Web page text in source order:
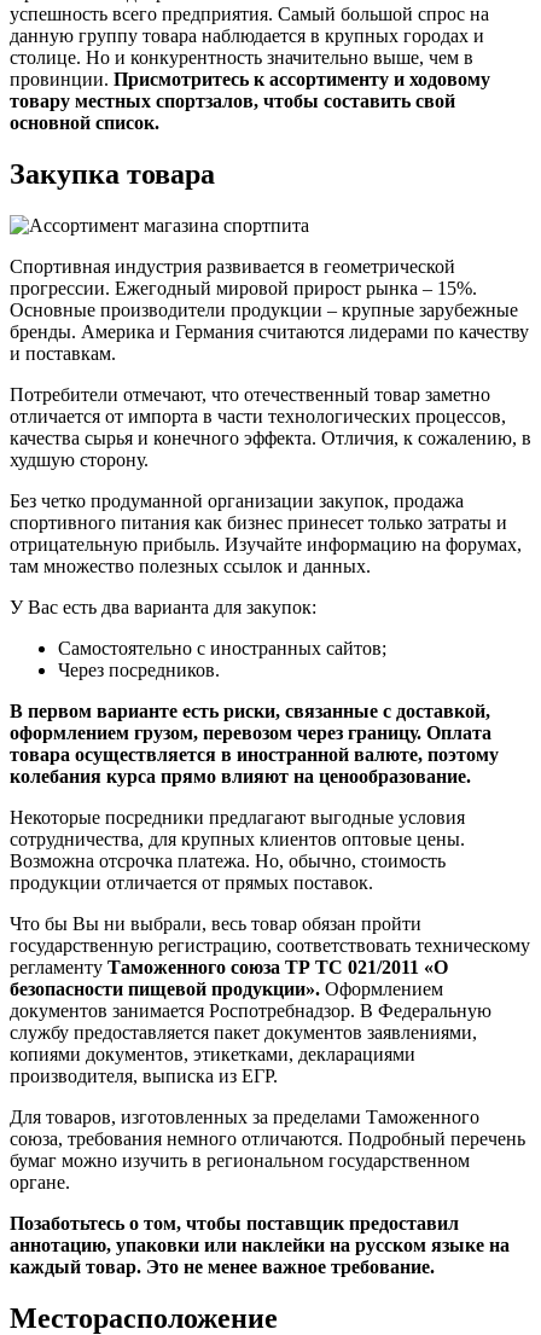
успешность всего предприятия. Самый большой спрос на
данную группу товара наблюдается в крупных городах и
столице. Но и конкурентность значительно выше, чем в
провинции. Присмотритесь к ассортименту и ходовому
товару местных спортзалов, чтобы составить свой
основной список.
Закупка товара
Спортивная индустрия развивается в геометрической
прогрессии. Ежегодный мировой прирост рынка – 15%.
Основные производители продукции – крупные зарубежные
бренды. Америка и Германия считаются лидерами по качеству
и поставкам.
Потребители отмечают, что отечественный товар заметно
отличается от импорта в части технологических процессов,
качества сырья и конечного эффекта. Отличия, к сожалению, в
худшую сторону.
Без четко продуманной организации закупок, продажа
спортивного питания как бизнес принесет только затраты и
отрицательную прибыль. Изучайте информацию на форумах,
там множество полезных ссылок и данных.
У Вас есть два варианта для закупок:
Самостоятельно с иностранных сайтов;
Через посредников.
В первом варианте есть риски, связанные с доставкой,
оформлением грузом, перевозом через границу. Оплата
товара осуществляется в иностранной валюте, поэтому
колебания курса прямо влияют на ценообразование.
Некоторые посредники предлагают выгодные условия
сотрудничества, для крупных клиентов оптовые цены.
Возможна отсрочка платежа. Но, обычно, стоимость
продукции отличается от прямых поставок.
Что бы Вы ни выбрали, весь товар обязан пройти
государственную регистрацию, соответствовать техническому
регламенту Таможенного союза ТР ТС 021/2011 «О
безопасности пищевой продукции». Оформлением
документов занимается Роспотребнадзор. В Федеральную
службу предоставляется пакет документов заявлениями,
копиями документов, этикетками, декларациями
производителя, выписка из ЕГР.
Для товаров, изготовленных за пределами Таможенного
союза, требования немного отличаются. Подробный перечень
бумаг можно изучить в региональном государственном
органе.
Позаботьтесь о том, чтобы поставщик предоставил
аннотацию, упаковки или наклейки на русском языке на
каждый товар. Это не менее важное требование.
Месторасположение